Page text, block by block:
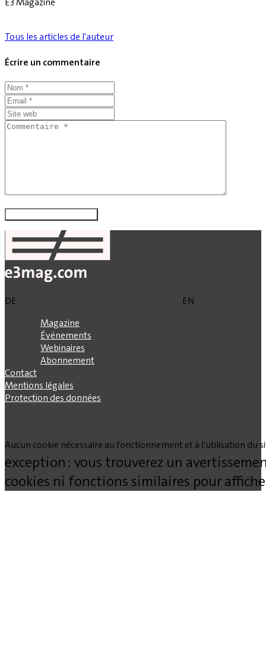
Tous les articles de l'auteur
Écrire un commentaire
DE
EN
Magazine
Événements
Webinaires
Abonnement
Contact
Mentions légales
Protection des données
Aucun cookie nécessaire au fonctionnement et à l'utilisation du
exception : vous trouverez un
cookies ni fonctions similaires pour